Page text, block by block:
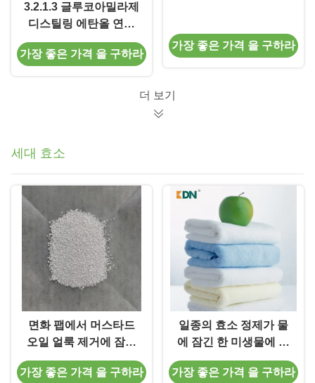
3.2.1.3 글루코아밀라제
디스틸링 에탄올 연료
생산 설탕 미식가 파우
더 산업
가장 좋은 가격 을 구하라
가장 좋은 가격 을 구하라
더 보기
세대 효소
면화 팹에서 머스타드
오일 얼룩 제거에 잠재
적으로 적용할 수 있는
Aspergillus fumigatus
가장 좋은 가격 을 구하라
일종의 효소 정제가 물
에 잠긴 한 미생물에 의
해 생산한 과립 모양 알
칼리성 프로테아제
가장 좋은 가격 을 구하라